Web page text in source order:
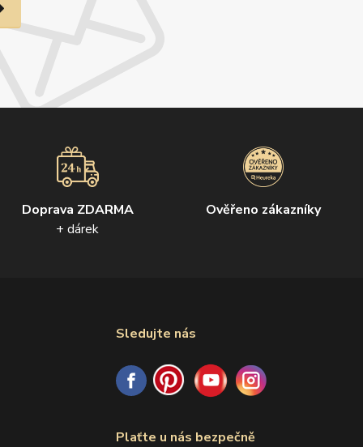
Doprava ZDARMA
+ dárek
Ověřeno zákazníky
Sledujte nás
Plaťte u nás bezpečně